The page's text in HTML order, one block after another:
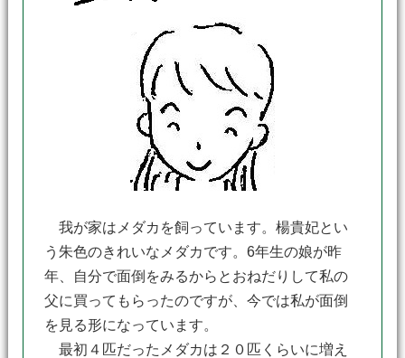
我が家はメダカを飼っています。楊貴妃とい
う朱色のきれいなメダカです。6年生の娘が昨
年、自分で面倒をみるからとおねだりして私の
父に買ってもらったのですが、今では私が面倒
を見る形になっています。
最初４匹だったメダカは２０匹くらいに増え